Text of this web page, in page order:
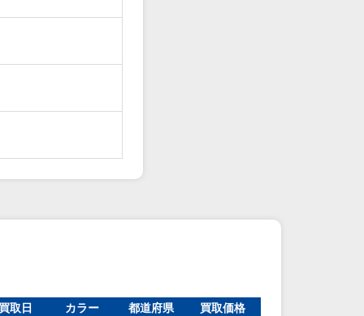
取日 カラー 都道府県 買取価格